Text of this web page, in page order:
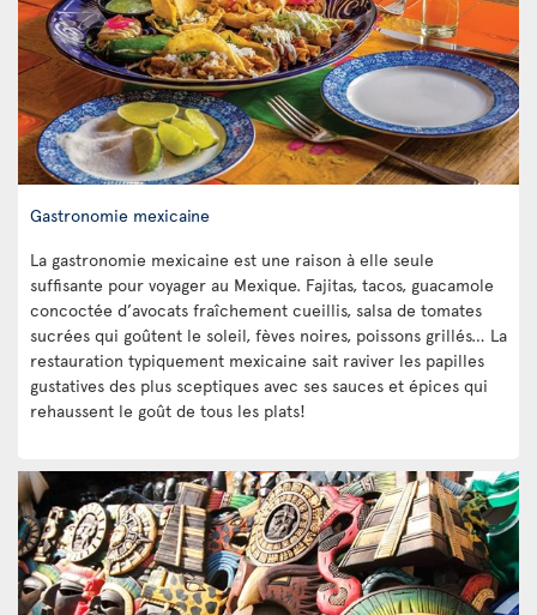
Gastronomie mexicaine
La gastronomie mexicaine est une raison à elle seule
suffisante pour voyager au Mexique. Fajitas, tacos, guacamole
concoctée d’avocats fraîchement cueillis, salsa de tomates
sucrées qui goûtent le soleil, fèves noires, poissons grillés… La
restauration typiquement mexicaine sait raviver les papilles
gustatives des plus sceptiques avec ses sauces et épices qui
rehaussent le goût de tous les plats!